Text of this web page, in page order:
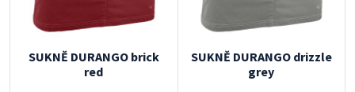
SUKNĚ DURANGO brick
red
SUKNĚ DURANGO drizzle
grey